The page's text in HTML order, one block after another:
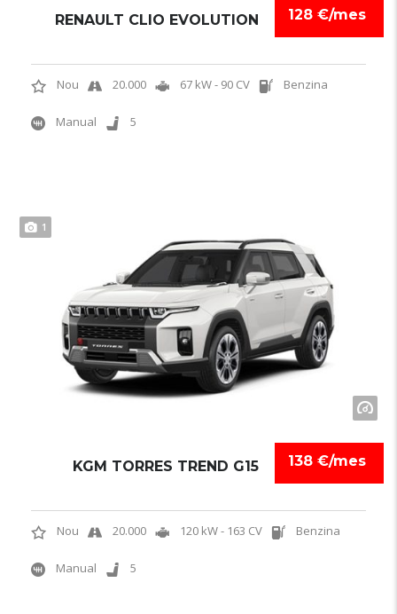
128 €/mes
RENAULT CLIO EVOLUTION
Nou 20.000 67 kW - 90 CV Benzina
Manual 5
1
138 €/mes
KGM TORRES TREND G15
Nou 20.000 120 kW - 163 CV Benzina
Manual 5